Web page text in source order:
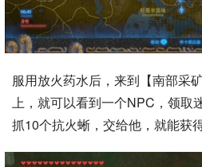
服用放火药水后，来到【南部采
上，就可以看到一个NPC，领取
抓10个抗火蜥，交给他，就能获